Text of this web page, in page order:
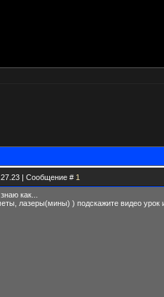
| Сообщение # 1
как...
лазеры(мины) ) подскажите видео урок